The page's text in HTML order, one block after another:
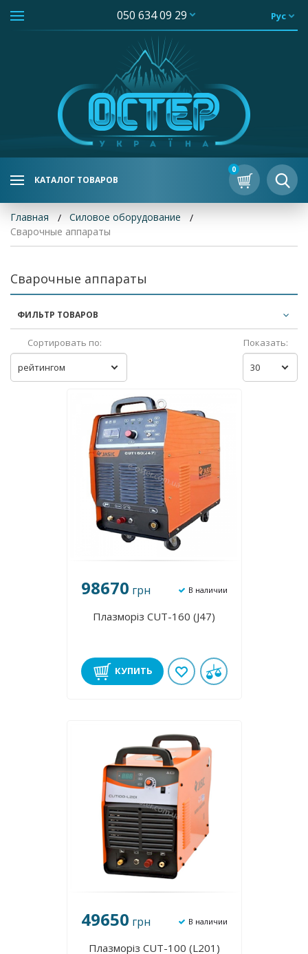
050 634 09 29 Рус
КАТАЛОГ ТОВАРОВ
0
Главная
Силовое оборудование
Сварочные аппараты
ФИЛЬТР ТОВАРОВ
Сварочные аппараты
Сортировать по:
рейтингом
Показать:
30
98670 грн В наличии
Плазморіз CUT-160 (J47)
КУПИТЬ
49650 грн В наличии
Плазморіз CUT-100 (L201)